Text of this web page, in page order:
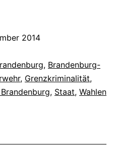
2014
, Brandenburg-
, Grenzkriminalität,
Brandenburg, Staat, Wahlen